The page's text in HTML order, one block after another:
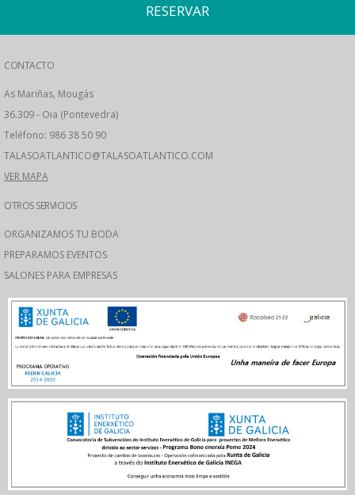
RESERVAR
CONTACTO
As Mariñas, Mougás
36.309 - Oia (Pontevedra)
Teléfono: 986 38 50 90
TALASOATLANTICO@TALASOATLANTICO.COM
VER MAPA
OTROS SERVICIOS
ORGANIZAMOS TU BODA
PREPARAMOS EVENTOS
SALONES PARA EMPRESAS